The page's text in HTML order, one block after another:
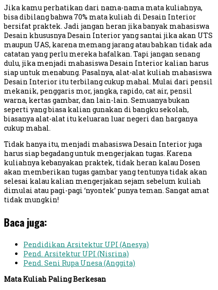
Jika kamu perhatikan dari nama-nama mata kuliahnya,
bisa dibilang bahwa 70% mata kuliah di Desain Interior
bersifat praktek. Jadi jangan heran jika banyak mahasiswa
Desain khususnya Desain Interior yang santai jika akan UTS
maupun UAS, karena memang jarang atau bahkan tidak ada
catatan yang perlu mereka hafalkan. Tapi jangan senang
dulu, jika menjadi mahasiswa Desain Interior kalian harus
siap untuk menabung. Pasalnya, alat-alat kuliah mahasiswa
Desain Interior itu terbilang cukup mahal. Mulai dari pensil
mekanik, penggaris mor, jangka, rapido, cat air, pensil
warna, kertas gambar, dan lain-lain. Semuanya bukan
seperti yang biasa kalian gunakan di bangku sekolah,
biasanya alat-alat itu keluaran luar negeri dan harganya
cukup mahal.
Tidak hanya itu, menjadi mahasiswa Desain Interior juga
harus siap begadang untuk mengerjakan tugas. Karena
kuliahnya kebanyakan praktek, tidak heran kalau Dosen
akan memberikan tugas gambar yang tentunya tidak akan
selesai kalau kalian mengerjakan sejam sebelum kuliah
dimulai atau pagi-pagi ‘nyontek’ punya teman. Sangat amat
tidak mungkin!
Baca juga:
Pendidikan Arsitektur UPI (Anesya)
Pend. Arsitektur UPI (Nisrina)
Pend. Seni Rupa Unesa (Anggita)
Mata Kuliah Paling Berkesan